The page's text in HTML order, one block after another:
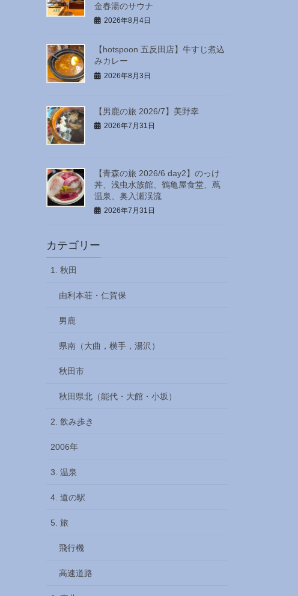
金春湯のサウナ
2026年8月4日
【hotspoon 五反田店】牛すじ煮込
みカレー
2026年8月3日
【男鹿の旅 2026/7】美野幸
2026年7月31日
【青森の旅 2026/6 day2】のっけ
丼、浅虫水族館、鶴亀屋食堂、蔦
温泉、奥入瀬渓流
2026年7月31日
カテゴリー
1. 秋田
由利本荘・仁賀保
男鹿
県南（大曲，横手，湯沢）
秋田市
秋田県北（能代・大館・小坂）
2. 飲み歩き
2006年
3. 温泉
4. 道の駅
5. 旅
飛行機
高速道路